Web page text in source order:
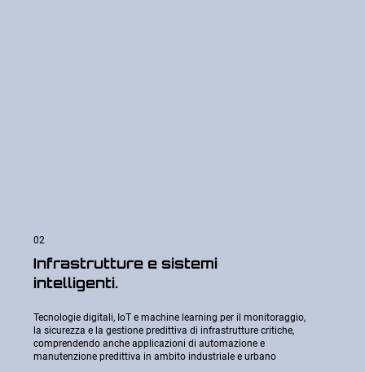
02
Infrastrutture e sistemi
intelligenti.
Tecnologie digitali, IoT e machine learning per il monitoraggio,
la sicurezza e la gestione predittiva di infrastrutture critiche,
comprendendo anche applicazioni di automazione e
manutenzione predittiva in ambito industriale e urbano